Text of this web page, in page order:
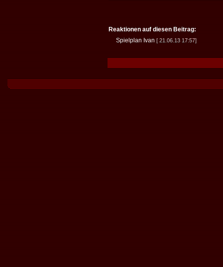
Reaktionen auf diesen Beitrag:
Spielplan Ivan [ 21.06.13 17:57]